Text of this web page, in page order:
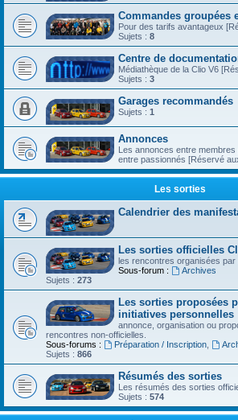
Commandes groupées
Pour des tarifs avantageux
Sujets : 8
Centre de
Médiathèque de la Clio V6
Sujets : 3
Garages recommandés
Sujets : 1
Annonces
Les annonces entre
entre passionnés [Réservé
Les sorties
Calendrier des
Les sorties officielles
les rencontres organisées par
Sous-forum :
Archives
Sujets : 273
Les sorties proposées
initiatives personnelles
annonce, organisation ou
rencontres non-officielles.
Sous-forums :
Préparation / Inscription,
Sujets : 866
Résumés des sorties
Les résumés des sorties
Sujets : 574